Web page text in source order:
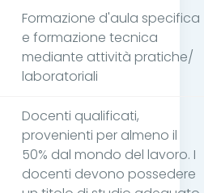
Formazione d'aula specifica
e formazione tecnica
mediante attività pratiche/
laboratoriali
Docenti qualificati,
provenienti per almeno il
50% dal mondo del lavoro. I
docenti devono possedere